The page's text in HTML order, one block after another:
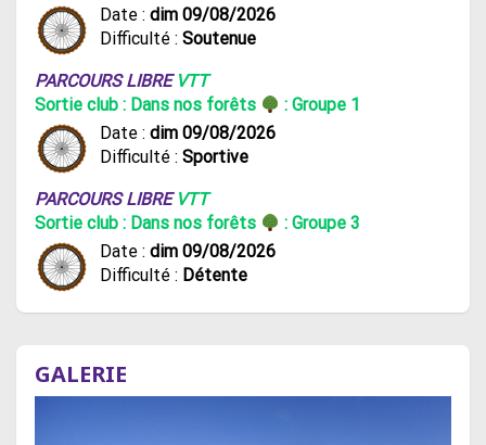
Date : dim 09/08/2026
Difficulté : Soutenue
PARCOURS LIBRE VTT
Sortie club : Dans nos forêts
: Groupe 1
Date : dim 09/08/2026
Difficulté : Sportive
PARCOURS LIBRE VTT
Sortie club : Dans nos forêts
: Groupe 3
Date : dim 09/08/2026
Difficulté : Détente
GALERIE